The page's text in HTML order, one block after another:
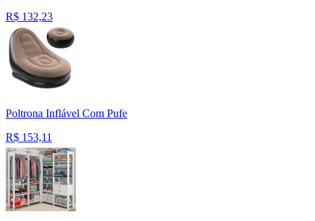
R$ 132,23
Poltrona Inflável Com Pufe
R$ 153,11